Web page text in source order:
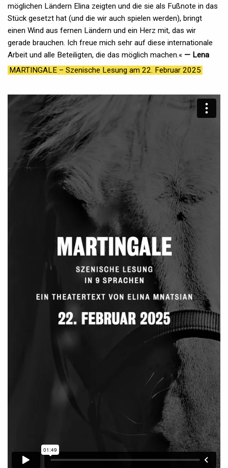
möglichen Ländern Elina zeigten und die sie als Fußnote in das
Stück gesetzt hat (und die wir auch spielen werden), bringt
einen Wind aus fernen Ländern und ein Herz mit, das wir
gerade brauchen. Ich freue mich sehr auf diese internationale
Arbeit und alle Beteiligten, die das möglich machen.« — Lena
MARTINGALE – Szenische Lesung am 22. Februar 2025